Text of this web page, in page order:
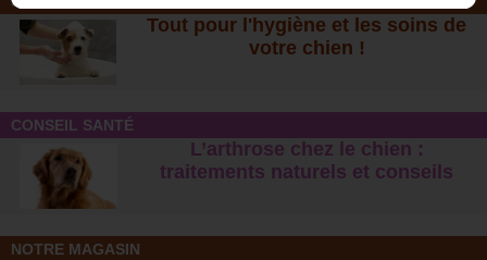
Tout pour l'hygiène et les soins de
votre chien !
CONSEIL SANTÉ
L’arthrose chez le chien :
traitements naturels et conseils
NOTRE MAGASIN